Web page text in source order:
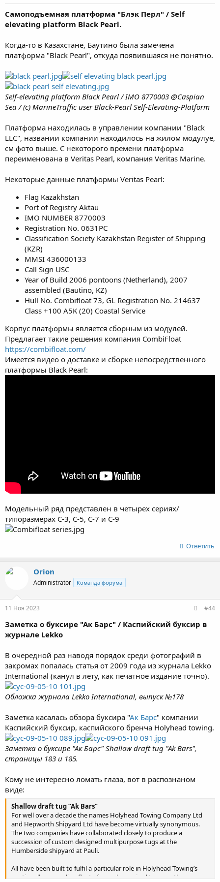
Самоподъемная платформа "Блэк Перл" / Self
elevating platform Black Pearl.
Когда-то в Казахстане, Баутино была замечена
платформа "Black Pearl", откуда появившаяся не понятно.
Self-elevating platform Black Pearl / IMO 8770003 @Caspian
Sea / (с) MarineTraffic user Black-Pearl Self-Elevating-Platform
Платформа находилась в управлении компании "Black
LLC", названии компании находилось на жилом модулуе,
см фото выше. С некоторого времени платформа
переименована в Veritas Pearl, компания Veritas Marine.
Некоторые данные платформы Veritas Pearl:
Flag Kazakhstan
Port of Registry Aktau
IMO NUMBER 8770003
Registration No. 0631PC
Classification Society Kazakhstan Register of Shipping
(KZR)
MMSI 436000133
Call Sign USC
Year of Build 2006 pontoons (Netherland), 2007
assembled (Bautino, KZ)
Hull No. Combifloat 73, GL Registration No. 214637
Class +100 A5K (20) Coastal Service
Корпус платформы является сборным из модулей.
Предлагает такие решения компания CombiFloat
https://combifloat.com/
Имеется видео о доставке и сборке непосредственного
платформы Black Pearl:
Модельный ряд представлен в четырех сериях/
типоразмерах С-3, С-5, С-7 и С-9
Ответить
Orion
Administrator Команда форума
11 Ноя 2023 #44
Заметка о буксире "Ак Барс" / Каспийский буксир в
журнале Lekko
В очередной раз наводя порядок среди фотографий в
закромах попалась статья от 2009 года из журнала Lekko
International (канул в лету, как печатное издание точно).
Обложка журнала Lekko International, выпуск №178
Заметка касалась обзора буксира "Ак Барс" компании
Каспийский буксир, каспийского бренча Holyhead towing.
Заметка о буксире "Ак Барс" Shallow draft tug "Ak Bars",
страницы 183 и 185.
Кому не интересно ломать глаза, вот в распознаном
виде:
Shallow draft tug “Ak Bars”
For well over a decade the names Holyhead Towing Company Ltd
and Hepworth Shipyard Ltd have become virtually synonymous.
The two companies have collaborated closely to produce a
succession of custom designed multipurpose tugs at the
Humberside shipyard at Pauli.
All have been built to fulfil a particular role in Holyhead Towing’s
continually expanding fleet of vessels required to serve the